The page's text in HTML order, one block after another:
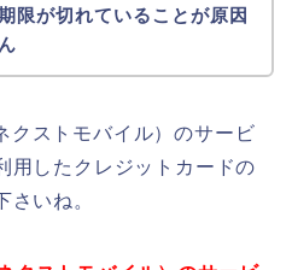
限が切れていることが原因
ストモバイル）のサービ
用したクレジットカードの
さいね。